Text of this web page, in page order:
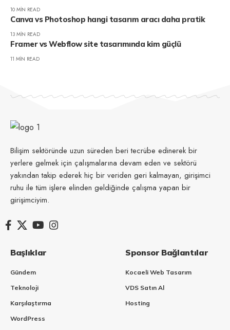
10 MIN READ
Canva vs Photoshop hangi tasarım aracı daha pratik
13 MIN READ
Framer vs Webflow site tasarımında kim güçlü
11 MIN READ
Bilişim sektöründe uzun süreden beri tecrübe edinerek bir
yerlere gelmek için çalışmalarına devam eden ve sektörü
yakından takip ederek hiç bir veriden geri kalmayan, girişimci
ruhu ile tüm işlere elinden geldiğinde çalışma yapan bir
girişimciyim.
Başlıklar
Gündem
Teknoloji
Karşılaştırma
WordPress
Sponsor Bağlantılar
Kocaeli Web Tasarım
VDS Satın Al
Hosting